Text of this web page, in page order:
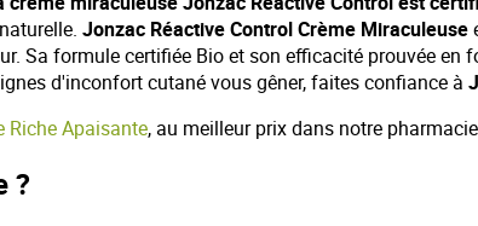
Jonzac Réactive Control Crème Miraculeuse
Sa formule certifiée Bio et son efficacité prouvée
d'inconfort cutané vous gêner, faites confiance à
Riche Apaisante, au meilleur prix dans notre
?